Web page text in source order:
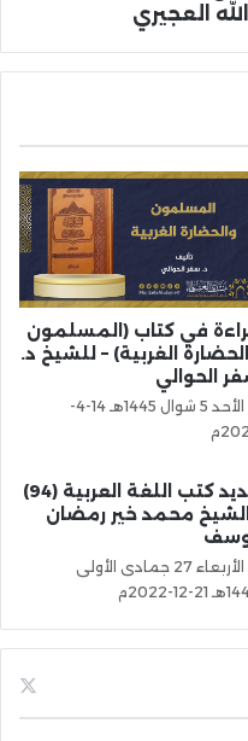
في كتاب (المسلمون
الغربية) – للشيخ د.
الحوالي
الأحد 5 شوال 1445هـ 14-4-
جديد كتب اللغة العربية (94)
محمد خير رمضان
الأربعاء 27 جمادى الأولى
12-2022م